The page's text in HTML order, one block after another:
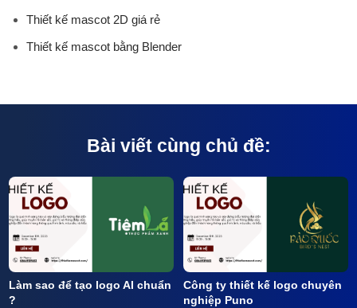
Thiết kế mascot 2D giá rẻ
Thiết kế mascot bằng Blender
Bài viết cùng chủ đề:
Làm sao để tạo logo AI chuẩn
?
Công ty thiết kế logo chuyên
nghiệp Puno